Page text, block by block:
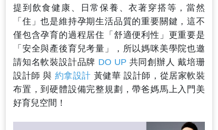
提到飲食健康、日常保養、衣著穿搭等，當然
「住」也是維持孕期生活品質的重要關鍵，這不
僅包含孕育的過程居住「舒適便利性」更重要是
「安全與產後育兒考量」，所以媽咪美學院也邀
請知名軟裝設計品牌 DO UP 共同創辦人 戴培珊
設計師 與 約拿設計 黃健華 設計師，從居家軟裝
布置，到硬體設備完整規劃，帶爸媽馬上入門美
好育兒空間！